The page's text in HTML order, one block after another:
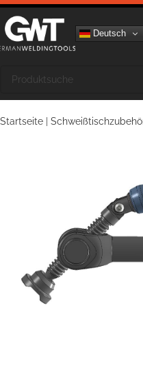
Deutsch
Startseite